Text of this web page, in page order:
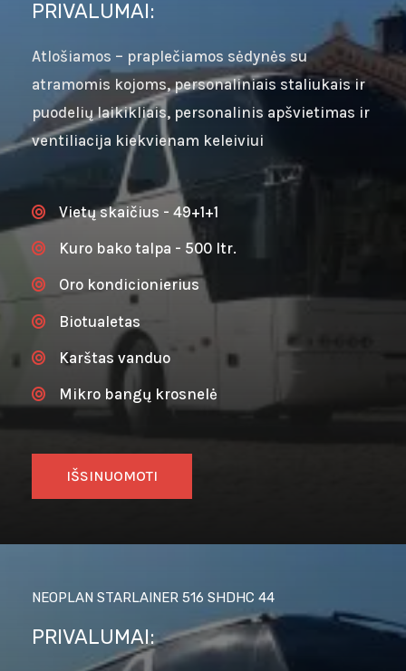
PRIVALUMAI:
Atlošiamos – praplečiamos sėdynės su
atramomis kojoms, personaliniais staliukais ir
puodelių laikikliais, personalinis apšvietimas ir
ventiliacija kiekvienam keleiviui
Vietų skaičius - 49+1+1
Kuro bako talpa - 500 ltr.
Oro kondicionierius
Biotualetas
Karštas vanduo
Mikro bangų krosnelė
IŠSINUOMOTI
NEOPLAN STARLAINER 516 SHDHC 44
PRIVALUMAI: